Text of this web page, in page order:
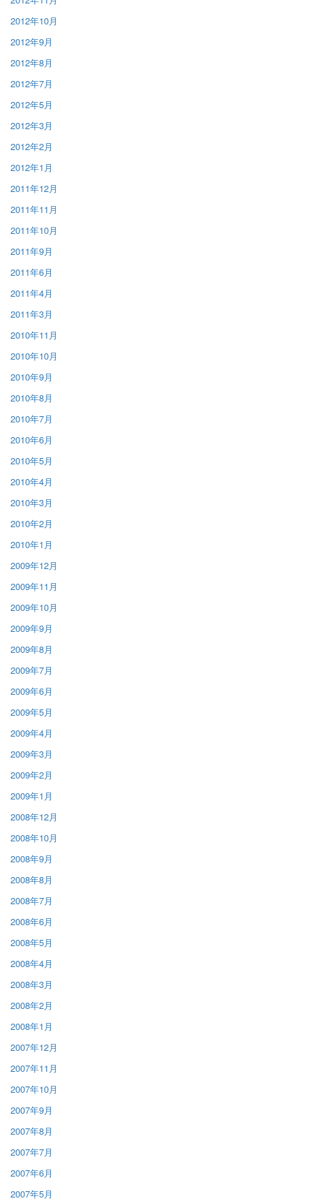
2012年10月
2012年9月
2012年8月
2012年7月
2012年5月
2012年3月
2012年2月
2012年1月
2011年12月
2011年11月
2011年10月
2011年9月
2011年6月
2011年4月
2011年3月
2010年11月
2010年10月
2010年9月
2010年8月
2010年7月
2010年6月
2010年5月
2010年4月
2010年3月
2010年2月
2010年1月
2009年12月
2009年11月
2009年10月
2009年9月
2009年8月
2009年7月
2009年6月
2009年5月
2009年4月
2009年3月
2009年2月
2009年1月
2008年12月
2008年10月
2008年9月
2008年8月
2008年7月
2008年6月
2008年5月
2008年4月
2008年3月
2008年2月
2008年1月
2007年12月
2007年11月
2007年10月
2007年9月
2007年8月
2007年7月
2007年6月
2007年5月